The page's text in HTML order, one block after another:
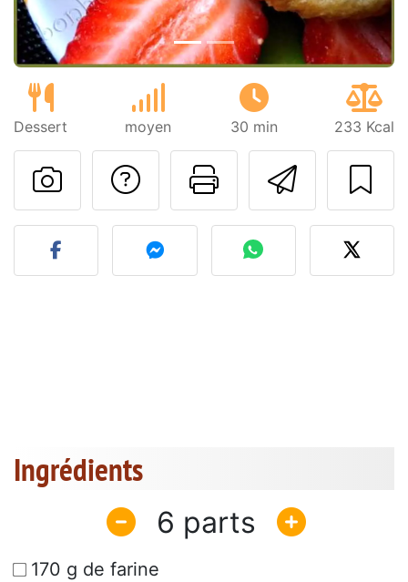
Dessert moyen 30 min 233 Kcal
Imprimer
Poser une
Publier votre photo de
Ingrédients
6
170 g de farine